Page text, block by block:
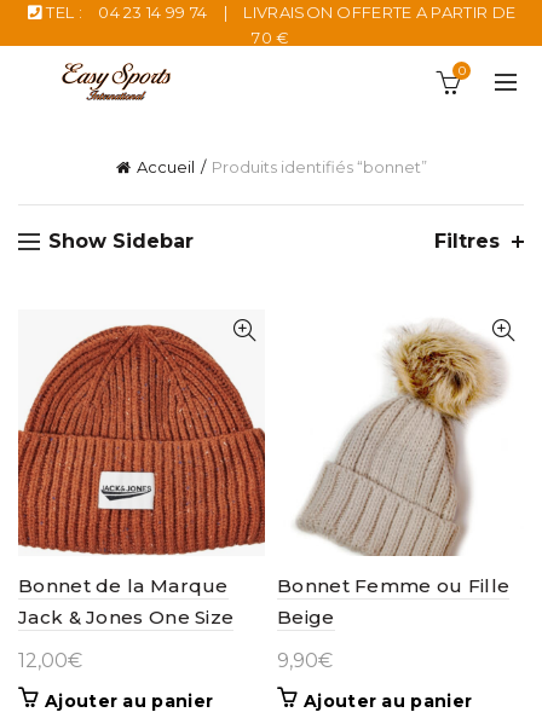
TEL : 04 23 14 99 74 |
LIVRAISON OFFERTE A PARTIR DE
70 €
0
Accueil Produits identifiés “bonnet”
Show Sidebar Filtres
Bonnet de la Marque
Jack & Jones One Size
12,00€
Ajouter au panier
Bonnet Femme ou Fille
Beige
9,90€
Ajouter au panier